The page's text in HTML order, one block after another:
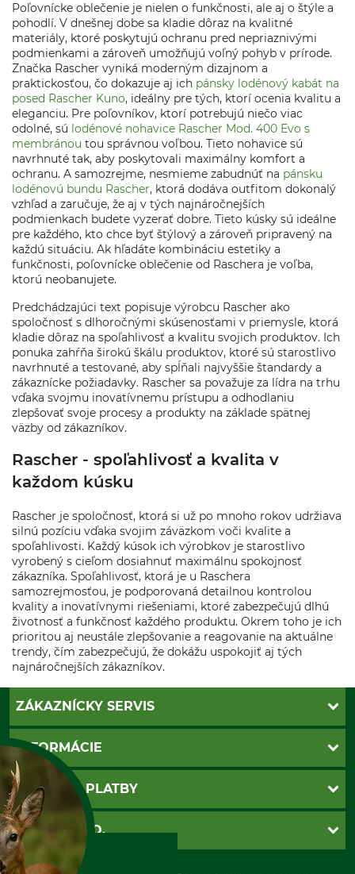
Poľovnícke oblečenie je nielen o funkčnosti, ale aj o štýle a
pohodlí. V dnešnej dobe sa kladie dôraz na kvalitné
materiály, ktoré poskytujú ochranu pred nepriaznivými
podmienkami a zároveň umožňujú voľný pohyb v prírode.
Značka Rascher vyniká moderným dizajnom a
praktickosťou, čo dokazuje aj ich pánsky lodénový kabát na
posed Rascher Kuno, ideálny pre tých, ktorí ocenia kvalitu a
eleganciu. Pre poľovníkov, ktorí potrebujú niečo viac
odolné, sú lodénové nohavice Rascher Mod. 400 Evo s
membránou tou správnou voľbou. Tieto nohavice sú
navrhnuté tak, aby poskytovali maximálny komfort a
ochranu. A samozrejme, nesmieme zabudnúť na pánsku
lodénovú bundu Rascher, ktorá dodáva outfitom dokonalý
vzhľad a zaručuje, že aj v tých najnáročnejších
podmienkach budete vyzerať dobre. Tieto kúsky sú ideálne
pre každého, kto chce byť štýlový a zároveň pripravený na
každú situáciu. Ak hľadáte kombináciu estetiky a
funkčnosti, poľovnícke oblečenie od Raschera je voľba,
ktorú neobanujete.
Predchádzajúci text popisuje výrobcu Rascher ako
spoločnosť s dlhoročnými skúsenosťami v priemysle, ktorá
kladie dôraz na spoľahlivosť a kvalitu svojich produktov. Ich
ponuka zahŕňa širokú škálu produktov, ktoré sú starostlivo
navrhnuté a testované, aby spĺňali najvyššie štandardy a
zákaznícke požiadavky. Rascher sa považuje za lídra na trhu
vďaka svojmu inovatívnemu prístupu a odhodlaniu
zlepšovať svoje procesy a produkty na základe spätnej
väzby od zákazníkov.
Rascher - spoľahlivosť a kvalita v
každom kúsku
Rascher je spoločnosť, ktorá si už po mnoho rokov udržiava
silnú pozíciu vďaka svojim záväzkom voči kvalite a
spoľahlivosti. Každý kúsok ich výrobkov je starostlivo
vyrobený s cieľom dosiahnuť maximálnu spokojnosť
zákazníka. Spoľahlivosť, ktorá je u Raschera
samozrejmosťou, je podporovaná detailnou kontrolou
kvality a inovatívnymi riešeniami, ktoré zabezpečujú dlhú
životnosť a funkčnosť každého produktu. Okrem toho je ich
prioritou aj neustále zlepšovanie a reagovanie na aktuálne
trendy, čím zabezpečujú, že dokážu uspokojiť aj tých
najnáročnejších zákazníkov.
ZÁKAZNÍCKY SERVIS
Kontakt
Katalógy
Newsletter
Nastavenia súborov cookie
INFORMÁCIE
Povinné údaje
Obchodné podmienky
Ochrana osobnych udajov
Otváracie hodiny
Zrušenie objednávky
SPÔSOBY PLATBY
Dobierka
Platba vopred
Sepa-inkaso
GRUBE S.R.O.
O nás